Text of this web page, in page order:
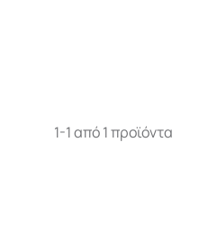
1-1 από 1 προϊόντα